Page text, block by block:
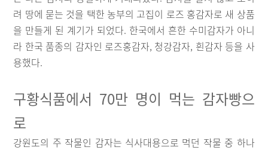
려 땅에 묻는 것을 택한 농부의 고집이 로즈 홍감자로 새 상품
을 만들게 된 계기가 되었다. 한국에서 흔한 수미감자가 아니
라 한국 품종의 감자인 로즈홍감자, 청강감자, 흰감자 등을 사
용했다.
구황식품에서 70만 명이 먹는 감자빵으
로
강원도의 주 작물인 감자는 식사대용으로 먹던 작물 중 하나